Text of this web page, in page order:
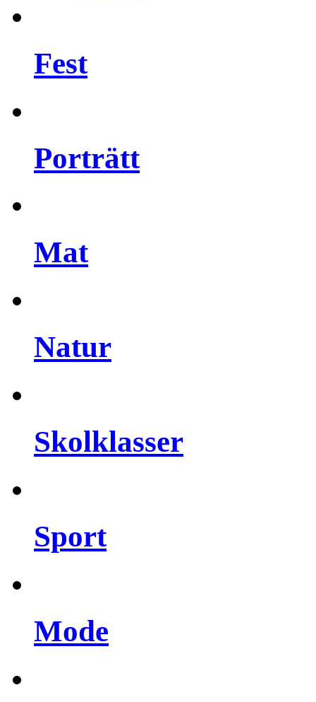
Fest
Porträtt
Mat
Natur
Skolklasser
Sport
Mode